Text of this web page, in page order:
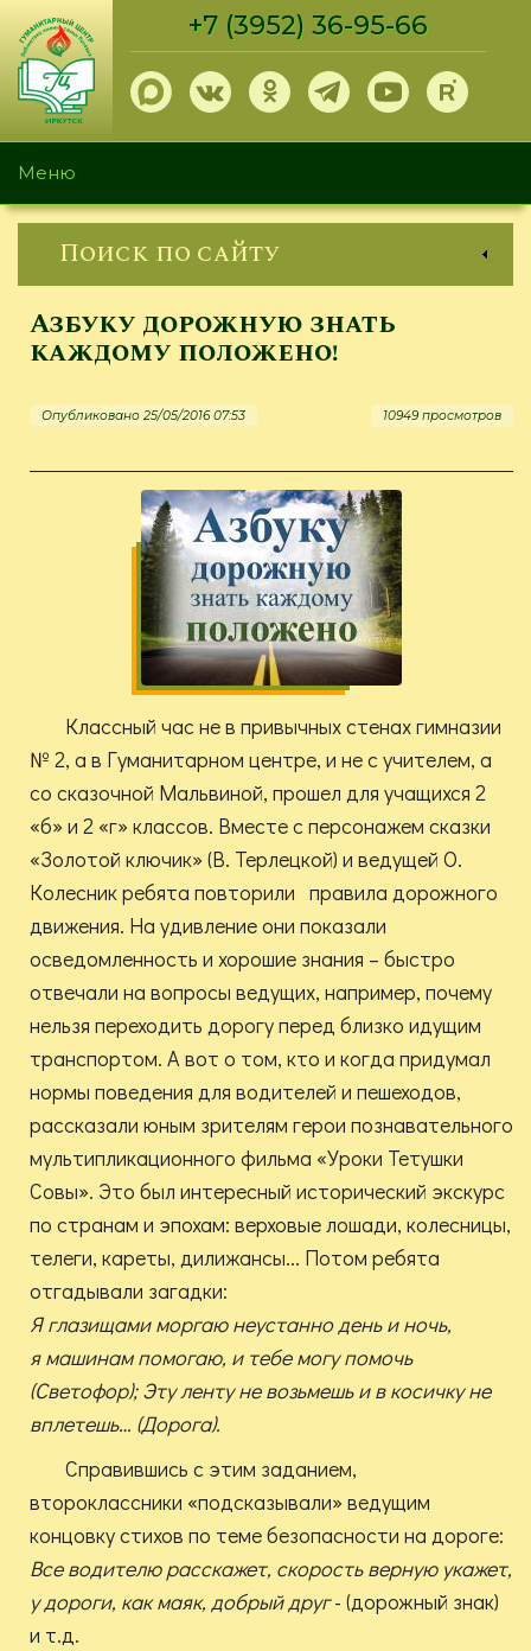
Перейти
основному
содержанию
+7 (3952) 36-95-66
Меню
Поиск по сайту
Азбуку дорожную знать
каждому положено!
Опубликовано 25/05/2016 07:53 10949 просмотров
Классный час не в привычных стенах гимназии
№ 2, а в Гуманитарном центре, и не с учителем, а
со сказочной Мальвиной, прошел для учащихся 2
«б» и 2 «г» классов. Вместе с персонажем сказки
«Золотой ключик» (В. Терлецкой) и ведущей О.
Колесник ребята повторили правила дорожного
движения. На удивление они показали
осведомленность и хорошие знания – быстро
отвечали на вопросы ведущих, например, почему
нельзя переходить дорогу перед близко идущим
транспортом. А вот о том, кто и когда придумал
нормы поведения для водителей и пешеходов,
рассказали юным зрителям герои познавательного
мультипликационного фильма «Уроки Тетушки
Совы». Это был интересный исторический экскурс
по странам и эпохам: верховые лошади, колесницы,
телеги, кареты, дилижансы... Потом ребята
отгадывали загадки:
Я глазищами моргаю неустанно день и ночь,
я машинам помогаю, и тебе могу помочь
(Светофор); Эту ленту не возьмешь и в косичку не
вплетешь… (Дорога).
Справившись с этим заданием,
второклассники «подсказывали» ведущим
концовку стихов по теме безопасности на дороге:
Все водителю расскажет, скорость верную укажет,
у дороги, как маяк, добрый друг- (дорожный знак)
и т.д.